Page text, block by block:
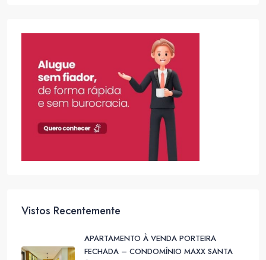
Vistos Recentemente
APARTAMENTO À VENDA PORTEIRA
FECHADA – CONDOMÍNIO MAXX SANTA